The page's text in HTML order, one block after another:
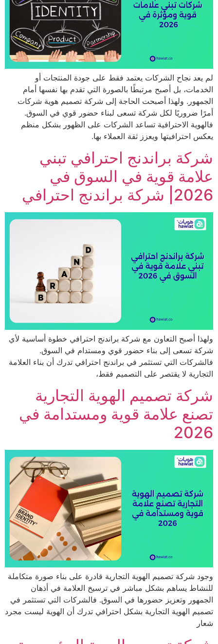
نجاح الشركات يعتمد فقط على جودة المنتجات أو
بل أصبح مرتبطًا بالصورة التي تقدم بها نفسها أمام
ولهذا أصبحت الحاجة إلى شركة تصميم هوية شركات
ضروريًا لكل شركة تسعى لبناء حضور قوي في السوق.
الاحترافية تساعد الشركات على الظهور بشكل منظم
ويعزز ثقة العملاء بها.
براندنج احترافي تبني
قوية في السوق في
احترافي
أصبح التعاون مع شركة براندنج احترافي خطوة أساسية لأي
تسعى إلى بناء حضور قوي ومستدام في السوق.
التي تستثمر في براندنج احترافي تدرك أن بناء العلامة
لا يقتصر على التصميم فقط،
تصميم الهوية التجارية
علامة قوية ومستدامة في
تصميم الهوية التجارية قادرة على بناء صورة متكاملة
يساهم بشكل مباشر في ترسيخ العلامة في أذهان
وتعزيز حضورها في السوق. فالشركات التي تستثمر في
الهوية التجارية بشكل احترافي تدرك أن الهوية ليست مجرد